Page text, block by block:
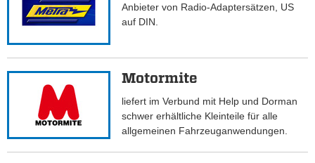
Anbieter von Radio-Adaptersätzen, US
auf DIN.
Motormite
liefert im Verbund mit Help und Dorman
schwer erhältliche Kleinteile für alle
allgemeinen Fahrzeuganwendungen.